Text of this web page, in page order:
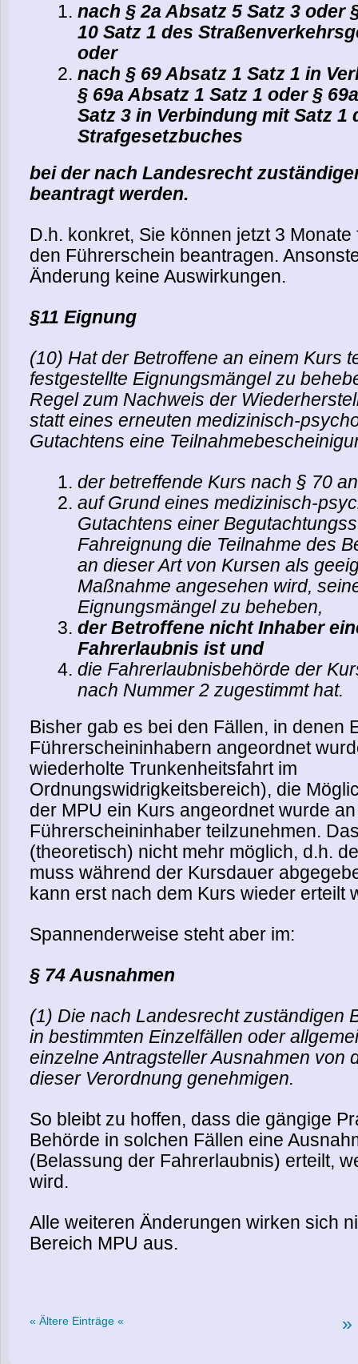
nach § 2a Absatz 5 Satz 3 oder
10 Satz 1 des
oder
nach § 69 Absatz 1 Satz 1 in
§ 69a Absatz 1 Satz 1 oder §
Satz 3 in Verbindung mit Satz 1
Strafgesetzbuches
bei der nach Landesrecht
beantragt werden.
D.h. konkret, Sie können jetzt 3
den Führerschein beantragen.
Änderung keine Auswirkungen.
§11 Eignung
(10) Hat der Betroffene an einem Kurs
festgestellte Eignungsmängel zu
Regel zum Nachweis der
statt eines erneuten medizinisch-
Gutachtens eine
der betreffende Kurs nach § 70
auf Grund eines medizinisch-
Gutachtens einer
Fahreignung die Teilnahme des
an dieser Art von Kursen als
Maßnahme angesehen wird,
Eignungsmängel zu beheben,
der Betroffene nicht Inhaber
Fahrerlaubnis ist und
die Fahrerlaubnisbehörde der
nach Nummer 2 zugestimmt hat.
Bisher gab es bei den Fällen, in denen
Führerscheininhabern angeordnet
wiederholte Trunkenheitsfahrt im
Ordnungswidrigkeitsbereich), die
der MPU ein Kurs angeordnet wurde
Führerscheininhaber teilzunehmen.
(theoretisch) nicht mehr möglich, d.h.
muss während der Kursdauer
kann erst nach dem Kurs wieder erteilt
Spannenderweise steht aber im:
§ 74 Ausnahmen
(1) Die nach Landesrecht zuständigen
in bestimmten Einzelfällen oder
einzelne Antragsteller Ausnahmen von
dieser Verordnung genehmigen.
So bleibt zu hoffen, dass die gängige
Behörde in solchen Fällen eine
(Belassung der Fahrerlaubnis) erteilt,
wird.
Alle weiteren Änderungen wirken sich
Bereich MPU aus.
« Ältere Einträge « »